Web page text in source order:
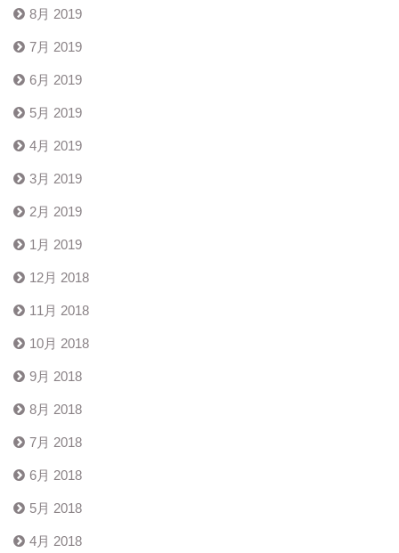
8月 2019
7月 2019
6月 2019
5月 2019
4月 2019
3月 2019
2月 2019
1月 2019
12月 2018
11月 2018
10月 2018
9月 2018
8月 2018
7月 2018
6月 2018
5月 2018
4月 2018